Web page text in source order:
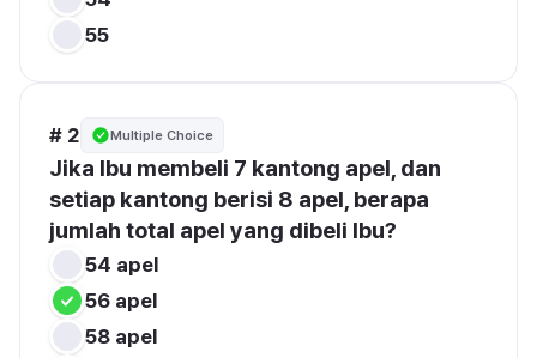
55
# 2 Multiple Choice
Jika Ibu membeli 7 kantong apel, dan
setiap kantong berisi 8 apel, berapa
jumlah total apel yang dibeli Ibu?
54 apel
56 apel
58 apel